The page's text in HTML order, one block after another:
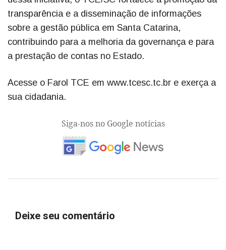
transparência e a disseminação de informações
sobre a gestão pública em Santa Catarina,
contribuindo para a melhoria da governança e para
a prestação de contas no Estado.
Acesse o Farol TCE em www.tcesc.tc.br e exerça a
sua cidadania.
Siga-nos no Google notícias
Deixe seu comentário